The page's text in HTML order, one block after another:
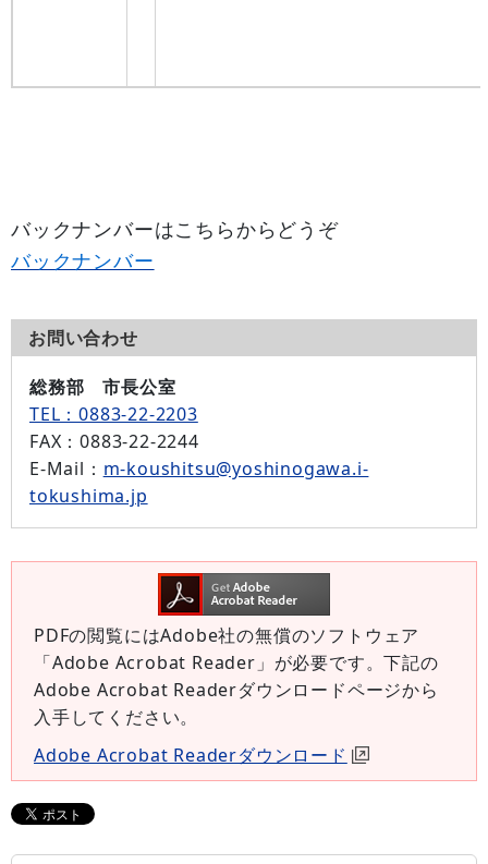
バックナンバーはこちらからどうぞ
バックナンバー
お問い合わせ
総務部 市長公室
TEL：0883-22-2203
FAX ：0883-22-2244
E-Mail ： m-koushitsu@yoshinogawa.i-
tokushima.jp
PDFの閲覧にはAdobe社の無償のソフトウェア
「Adobe Acrobat Reader」が必要です。下記の
Adobe Acrobat Readerダウンロードページから
入手してください。
Adobe Acrobat Readerダウンロード